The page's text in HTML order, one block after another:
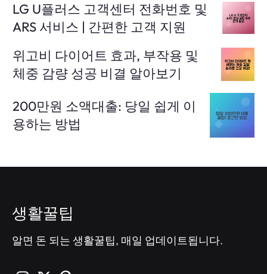
LG U플러스 고객센터 전화번호 및
ARS 서비스 | 간편한 고객 지원
위고비 다이어트 효과, 부작용 및
체중 감량 성공 비결 알아보기
200만원 소액대출: 당일 쉽게 이
용하는 방법
생활꿀팁
알면 돈 되는 생활꿀팁, 매일 업데이트됩니다.